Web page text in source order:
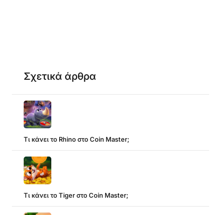
Σχετικά άρθρα
Τι κάνει το Rhino στο Coin Master;
Τι κάνει το Tiger στο Coin Master;